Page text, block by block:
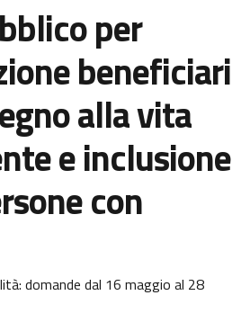
per
beneficiari
alla vita
e inclusione
con
notizia
domande dal 16 maggio al 28